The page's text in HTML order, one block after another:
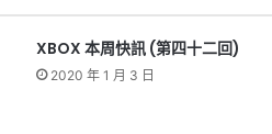
XBOX 本周快訊 (第四十二回)
2020 年 1 月 3 日